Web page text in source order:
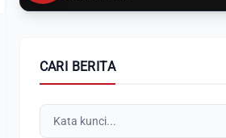
CARI BERITA